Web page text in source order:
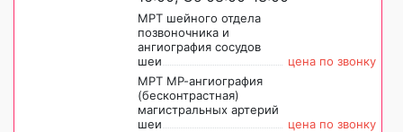
МРТ шейного отдела
позвоночника и
ангиография сосудов
шеи
цена по звонку
МРТ МР-ангиография
(беcконтрастная)
магистральных артерий
шеи
цена по звонку